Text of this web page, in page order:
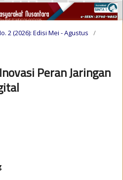
2 (2026): Edisi Mei - Agustus
/
Peran Jaringan